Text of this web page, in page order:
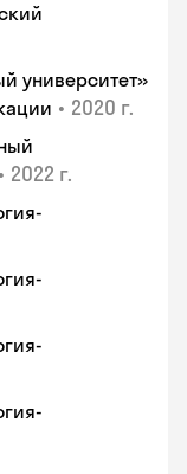
университет»
• 2020 г.
• 2022 г.